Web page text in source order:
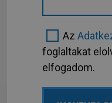
Az
foglaltakat
elfogadom.